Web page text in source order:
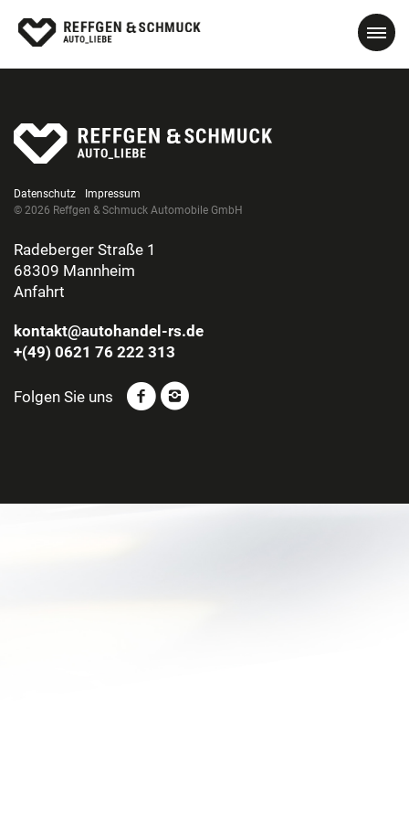
Datenschutz
Impressum
© 2026 Reffgen & Schmuck Automobile GmbH
Radeberger Straße 1
68309 Mannheim
Anfahrt
kontakt@autohandel-rs.de
+(49) 0621 76 222 313
Folgen Sie uns